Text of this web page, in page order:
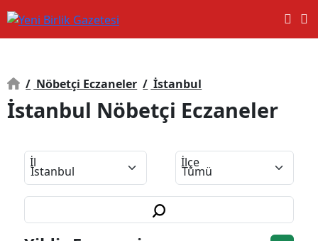
/ Nöbetçi Eczaneler / İstanbul
İstanbul Nöbetçi Eczaneler
İl İlçe